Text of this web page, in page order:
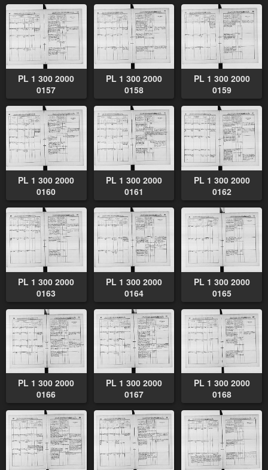
PL 1 300 2000
0157
PL 1 300 2000
0158
PL 1 300 2000
0159
PL 1 300 2000
0160
PL 1 300 2000
0161
PL 1 300 2000
0162
PL 1 300 2000
0163
PL 1 300 2000
0164
PL 1 300 2000
0165
PL 1 300 2000
0166
PL 1 300 2000
0167
PL 1 300 2000
0168